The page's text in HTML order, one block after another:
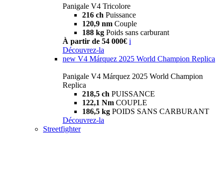
Panigale V4 Tricolore
216 ch Puissance
120,9 nm Couple
188 kg Poids sans carburant
À partir de 54 000€ i
Découvrez-la
new V4 Márquez 2025 World Champion Replica
Panigale V4 Márquez 2025 World Champion
Replica
218,5 ch PUISSANCE
122,1 Nm COUPLE
186,5 kg POIDS SANS CARBURANT
Découvrez-la
Streetfighter